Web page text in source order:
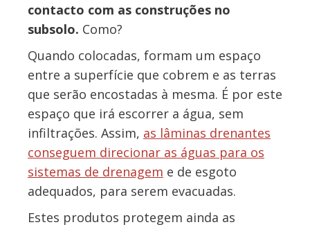
contacto com as construções no
subsolo. Como?
Quando colocadas, formam um espaço
entre a superfície que cobrem e as terras
que serão encostadas à mesma. É por este
espaço que irá escorrer a água, sem
infiltrações. Assim, as lâminas drenantes
conseguem direcionar as águas para os
sistemas de drenagem e de esgoto
adequados, para serem evacuadas.
Estes produtos protegem ainda as